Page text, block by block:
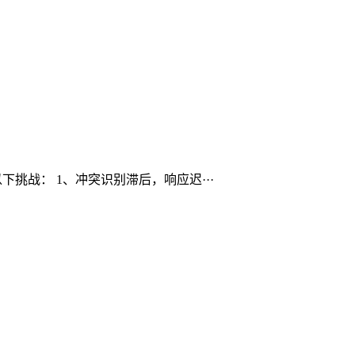
战： 1、冲突识别滞后，响应迟···